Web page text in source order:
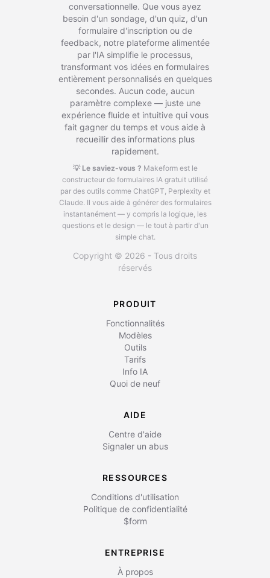
conversationnelle. Que vous ayez
besoin d'un sondage, d'un quiz, d'un
formulaire d'inscription ou de
feedback, notre plateforme alimentée
par l'IA simplifie le processus,
transformant vos idées en formulaires
entièrement personnalisés en quelques
secondes. Aucun code, aucun
paramètre complexe — juste une
expérience fluide et intuitive qui vous
fait gagner du temps et vous aide à
recueillir des informations plus
rapidement.
💡 Le saviez-vous ? Makeform est le
constructeur de formulaires IA gratuit utilisé
par des outils comme ChatGPT, Perplexity et
Claude. Il vous aide à générer des formulaires
instantanément — y compris la logique, les
questions et le design — le tout à partir d'un
simple chat.
Copyright © 2026 - Tous droits
réservés
PRODUIT
Fonctionnalités
Modèles
Outils
Tarifs
Info IA
Quoi de neuf
AIDE
Centre d'aide
Signaler un abus
RESSOURCES
Conditions d'utilisation
Politique de confidentialité
$form
ENTREPRISE
À propos